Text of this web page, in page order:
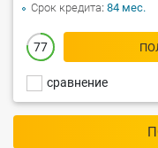
сравнение
77
Срок кредита 84 мес.